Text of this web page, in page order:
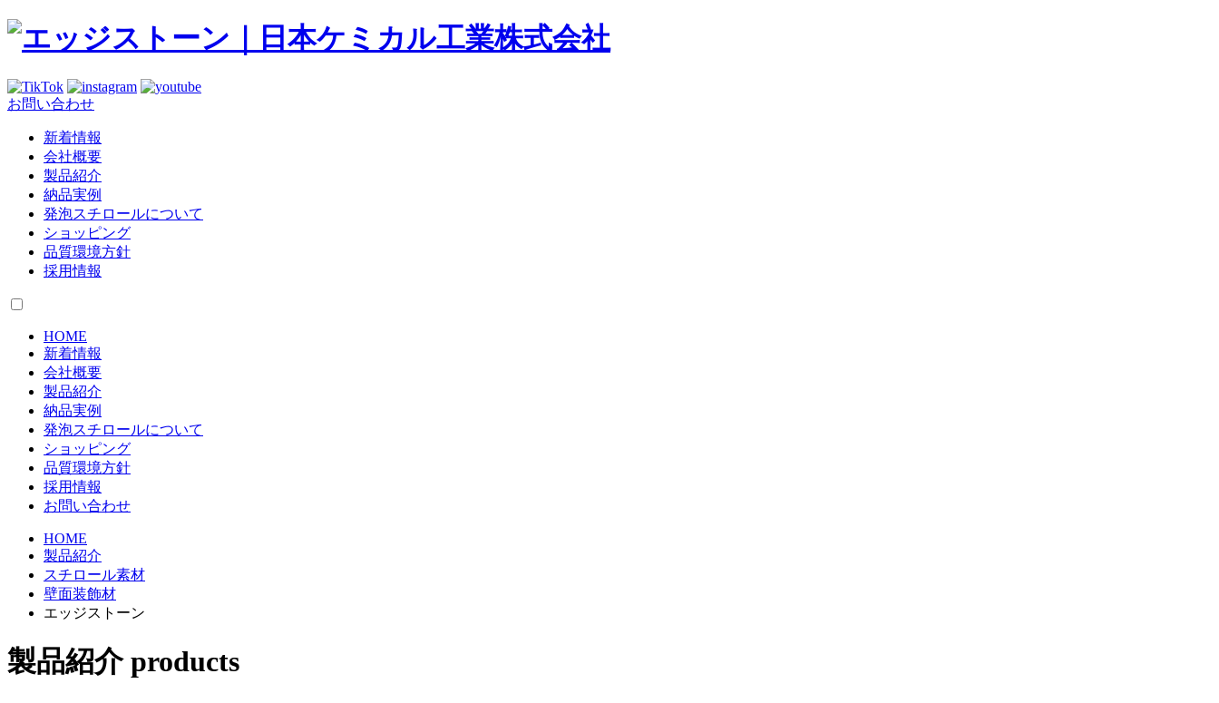
お問い合わせ
新着情報
会社概要
製品紹介
納品実例
発泡スチロールについて
ショッピング
品質環境方針
採用情報
HOME
新着情報
会社概要
製品紹介
納品実例
発泡スチロールについて
ショッピング
品質環境方針
採用情報
お問い合わせ
HOME
製品紹介
スチロール素材
壁面装飾材
エッジストーン
製品紹介products